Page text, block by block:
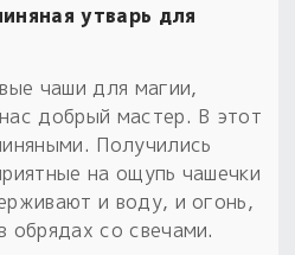
и ведовстве
утварь для
чаши для магии,
добрый мастер. В этот
Получились
на ощупь чашечки
и воду, и огонь,
обрядах со свечами.